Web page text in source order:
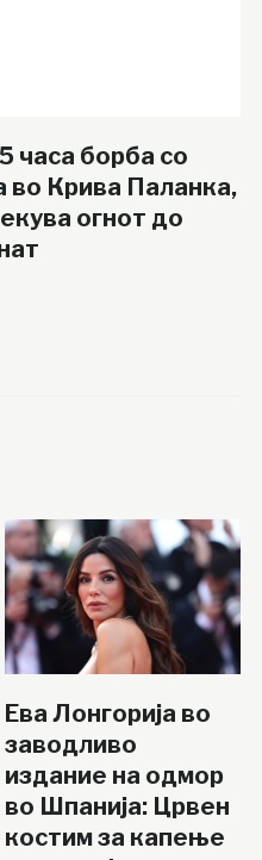
часа борба со
во Крива Паланка,
огнот до
Ева Лонгорија во
заводливо
издание на одмор
во Шпанија: Црвен
костим за капење